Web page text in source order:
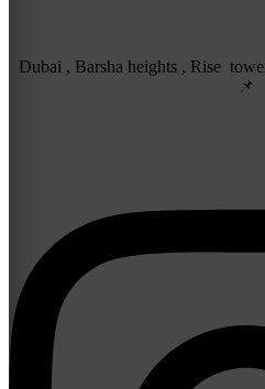
Dubai , Barsha heights , Rise
📌